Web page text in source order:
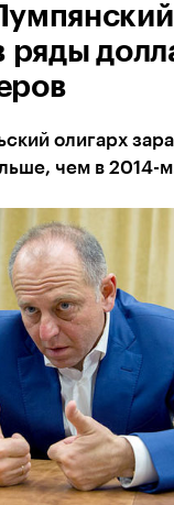
ряды
олигарх
чем в 2014-